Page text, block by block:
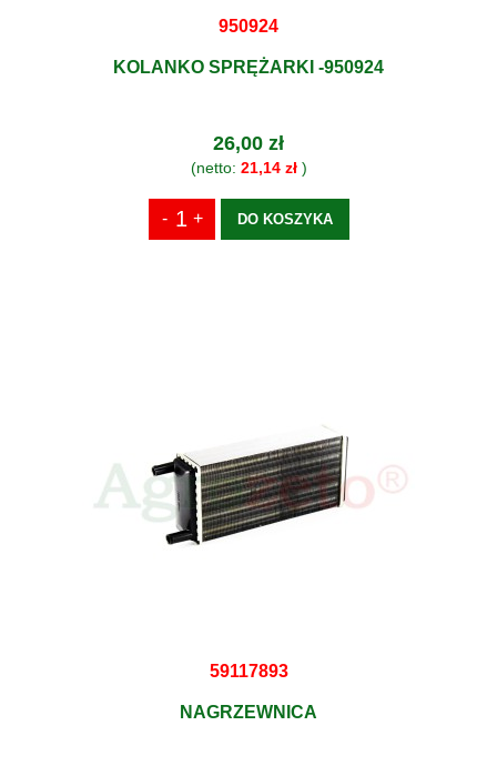
950924
KOLANKO SPRĘŻARKI -950924
26,00 zł
(netto: 21,14 zł)
DO KOSZYKA
59117893
NAGRZEWNICA